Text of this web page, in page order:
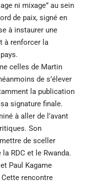
ni mixage” au sein
de paix, signé en
à instaurer une
à renforcer la
celles de Martin
de s’élever
la publication
signature finale.
à aller de l’avant
Son
de sceller
RDC et le Rwanda.
Paul Kagame
rencontre